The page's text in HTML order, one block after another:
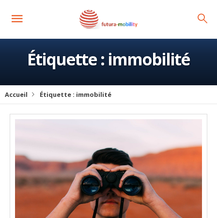
Étiquette :immobilité
Accueil Étiquette : immobilité